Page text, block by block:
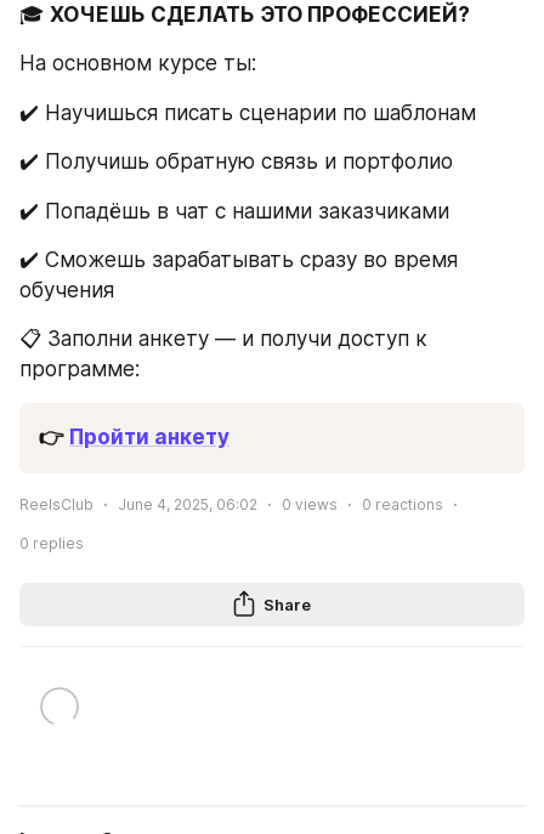
🎓 ХОЧЕШЬ СДЕЛАТЬ ЭТО ПРОФЕССИЕЙ?
На основном курсе ты:
✔️ Научишься писать сценарии по шаблонам
✔️ Получишь обратную связь и портфолио
✔️ Попадёшь в чат с нашими заказчиками
✔️ Сможешь зарабатывать сразу во время
обучения
📋 Заполни анкету — и получи доступ к
программе:
👉 Пройти анкету
ReelsClub June 4, 2025, 06:02 0 views 0 reactions
0 replies
Share